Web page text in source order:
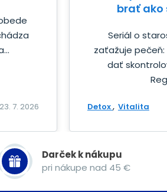
23. 7. 2026
brať ako
Seriál o
zaťažuje pečeň:
dať
Detox Vitalita
Darček k nákupu
pri nákupe nad 45 €